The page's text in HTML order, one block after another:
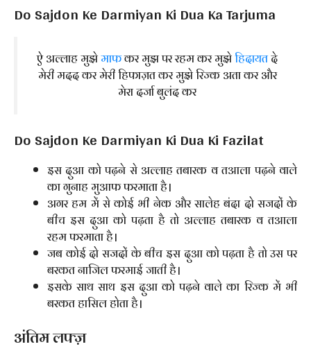
Do Sajdon Ke Darmiyan Ki Dua Ka Tarjuma
ऐ अल्लाह मुझेमाफकर मुझ पर रहम कर मुझेहिदायतदे
मेरी मदद कर मेरी हिफाज़त कर मुझे रिज्क अता कर और
मेरा दर्जा बुलंद कर
Do Sajdon Ke Darmiyan Ki Dua Ki Fazilat
इस दुआ को पढ़ने से अल्लाह तबारक व तआला पढ़ने वाले
का गुनाह मुआफ फरमाता है।
अगर हम में से कोई भी नेक और सालेह बंदा दो सजदों के
बीच इस दुआ को पढ़ता है तो अल्लाह तबारक व तआला
रहम फरमाता है।
जब कोई दो सजदों के बीच इस दुआ को पढ़ता है तो उस पर
बरकत नाजिल फरमाई जाती है।
इसके साथ साथ इस दुआ को पढ़ने वाले का रिज्क में भी
बरकत हासिल होता है।
अंतिम लफ्ज़